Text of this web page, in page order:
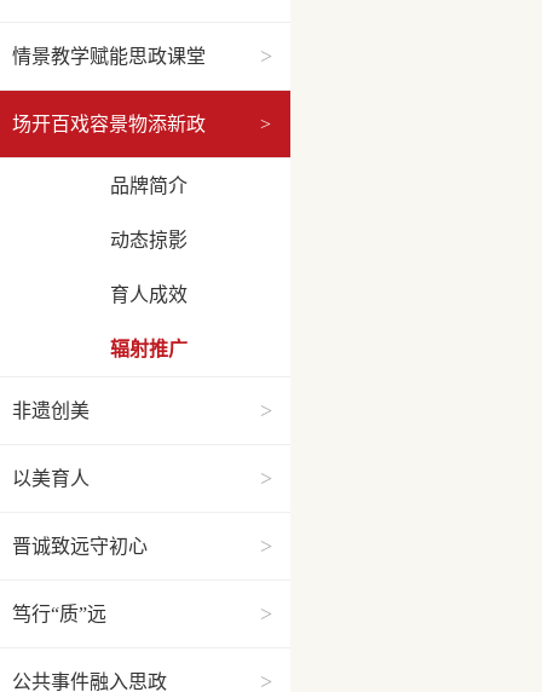
情景教学赋能思政课堂 >
场开百戏容景物添新政 >
品牌简介
动态掠影
育人成效
辐射推广
非遗创美 >
以美育人 >
晋诚致远守初心 >
笃行“质”远 >
公共事件融入思政 >